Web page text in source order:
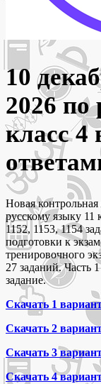
10
2026 по
класс 4
Новая
русскому языку 11
1152, 1153, 1154
подготовки к
тренировочного
27 заданий. Часть
задание.
Скачать 1
Скачать 2
Скачать 3
Скачать 4